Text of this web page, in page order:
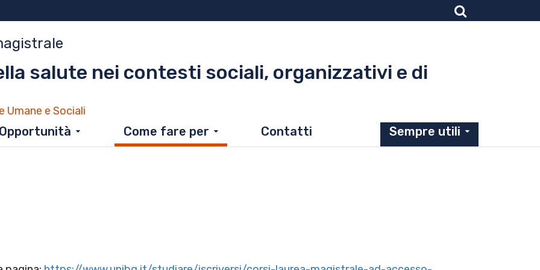
salute nei contesti sociali, organizzativi e di
Umane e Sociali
Come fare per Contatti Sempre utili